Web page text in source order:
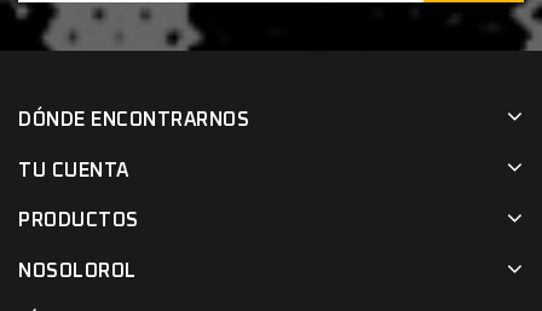
DÓNDE ENCONTRARNOS
TU CUENTA
PRODUCTOS
NOSOLOROL